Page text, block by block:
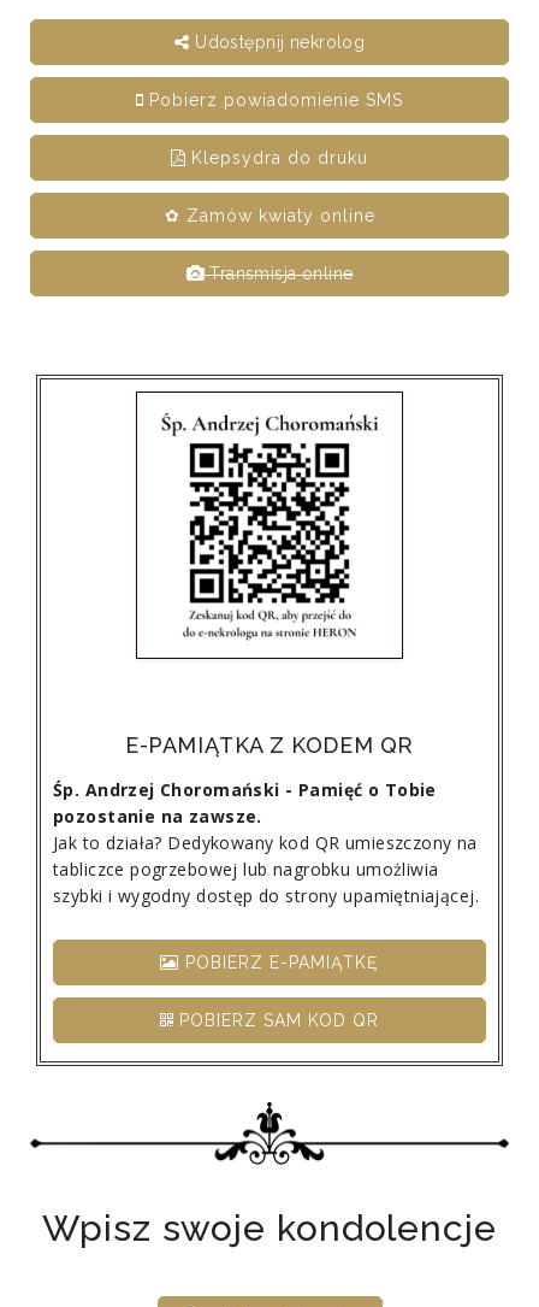
Udostępnij nekrolog
Pobierz powiadomienie SMS
Klepsydra do druku
✿ Zamów kwiaty online
Transmisja online
E-PAMIĄTKA Z KODEM QR
Śp. Andrzej Choromański - Pamięć o Tobie
pozostanie na zawsze.
Jak to działa? Dedykowany kod QR umieszczony na
tabliczce pogrzebowej lub nagrobku umożliwia
szybki i wygodny dostęp do strony upamiętniającej.
POBIERZ E-PAMIĄTKĘ
POBIERZ SAM KOD QR
Wpisz swoje kondolencje